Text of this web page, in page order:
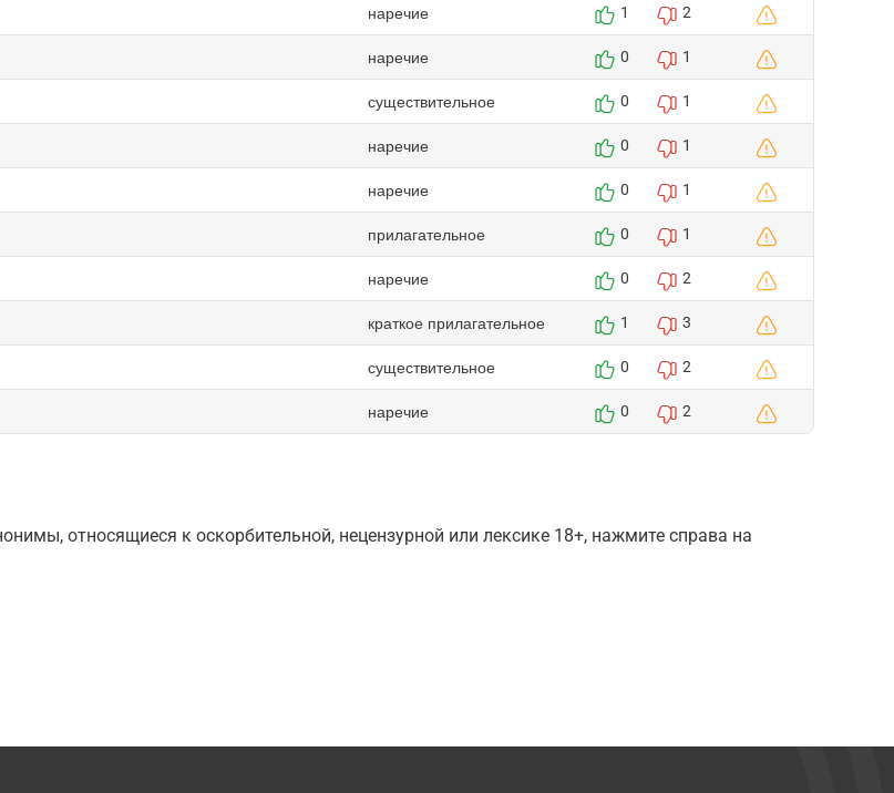
наречие 1 2
наречие 0 1
существительное 0 1
наречие 0 1
наречие 0 1
прилагательное 0 1
наречие 0 2
краткое прилагательное 1 3
существительное 0 2
наречие 0 2
относящиеся к оскорбительной, нецензурной или лексике 18+, нажмите справа на